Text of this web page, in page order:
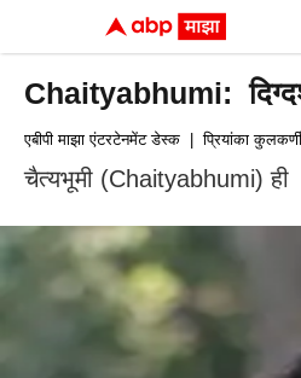
Chaityabhumi:
एबीपी माझा एंटरटेनमेंट डेस्क | प्रियांका कुलकर्णी
चैत्यभूमी (Chaityabhumi) ही